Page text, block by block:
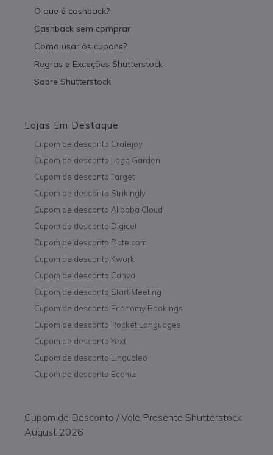
O que é cashback?
Cashback sem comprar
Como usar os cupons?
Regras e Exceções Shutterstock
Sobre Shutterstock
Lojas Em Destaque
Cupom de desconto Cratejoy
Cupom de desconto Logo Garden
Cupom de desconto Target
Cupom de desconto Strikingly
Cupom de desconto Alibaba Cloud
Cupom de desconto Digicel
Cupom de desconto Date.com
Cupom de desconto Kwork
Cupom de desconto Canva
Cupom de desconto Start Meeting
Cupom de desconto Economy Bookings
Cupom de desconto Rocket Languages
Cupom de desconto Yext
Cupom de desconto Lingualeo
Cupom de desconto Ecomz
Cupom de Desconto / Vale Presente Shutterstock
August 2026